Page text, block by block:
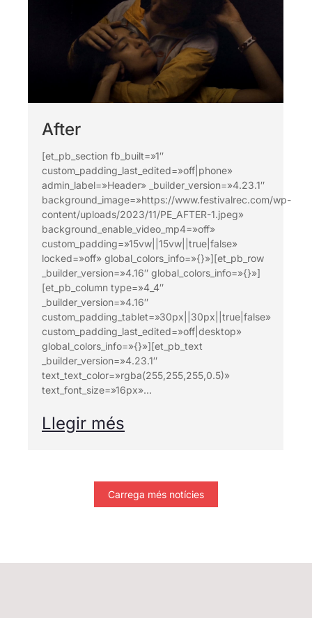
After
[et_pb_section fb_built=»1″
custom_padding_last_edited=»off|phone»
admin_label=»Header» _builder_version=»4.23.1″
background_image=»https://www.festivalrec.com/wp-
content/uploads/2023/11/PE_AFTER-1.jpeg»
background_enable_video_mp4=»off»
custom_padding=»15vw||15vw||true|false»
locked=»off» global_colors_info=»{}»][et_pb_row
_builder_version=»4.16″ global_colors_info=»{}»]
[et_pb_column type=»4_4″
_builder_version=»4.16″
custom_padding_tablet=»30px||30px||true|false»
custom_padding_last_edited=»off|desktop»
global_colors_info=»{}»][et_pb_text
_builder_version=»4.23.1″
text_text_color=»rgba(255,255,255,0.5)»
text_font_size=»16px»...
Llegir més
Carrega més notícies